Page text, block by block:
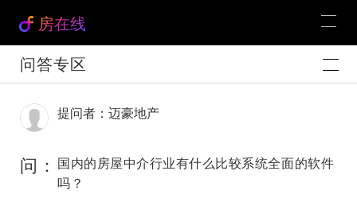
房在线
问答专区
提问者：迈豪地产
问： 国内的房屋中介行业有什么比较系统全面的软件
吗？